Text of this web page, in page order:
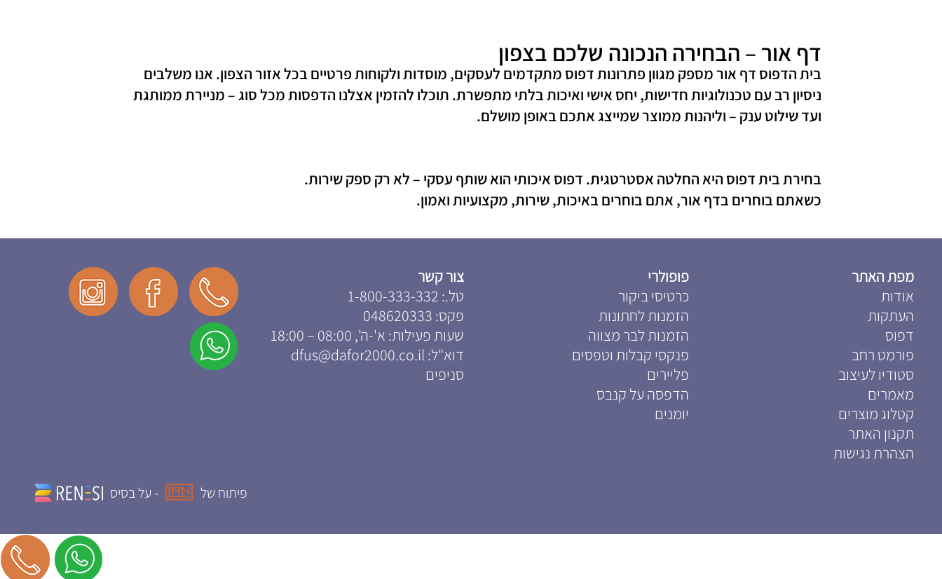
דף אור – הבחירה הנכונה שלכם בצפון
בית הדפוס דף אור מספק מגוון פתרונות דפוס מתקדמים לעסקים, מוסדות ולקוחות פרטיים בכל אזור הצפון. אנו משלבים
ניסיון רב עם טכנולוגיות חדישות, יחס אישי ואיכות בלתי מתפשרת. תוכלו להזמין אצלנו הדפסות מכל סוג – מניירת ממותגת
ועד שילוט ענק – וליהנות ממוצר שמייצג אתכם באופן מושלם.
בחירת בית דפוס היא החלטה אסטרטגית. דפוס איכותי הוא שותף עסקי – לא רק ספק שירות.
כשאתם בוחרים בדף אור, אתם בוחרים באיכות, שירות, מקצועיות ואמון.
מפת האתר
אודות
העתקות
דפוס
פורמט רחב
סטודיו לעיצוב
מאמרים
קטלוג מוצרים
תקנון האתר
הצהרת נגישות
פופולרי
כרטיסי ביקור
הזמנות לחתונות
הזמנות לבר מצווה
פנקסי קבלות וטפסים
פליירים
הדפסה על קנבס
יומנים
צור קשר
טל.: 1-800-333-332
פקס: 048620333
שעות פעילות: א'-ה', 08:00 – 18:00
דוא"ל: dfus@dafor2000.co.il
סניפים
פיתוח של - על בסיס